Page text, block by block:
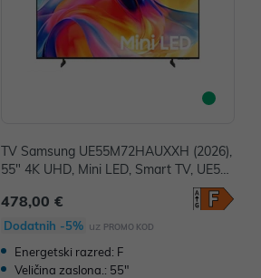
TV Samsung UE55M72HAUXXH (2026),
55" 4K UHD, Mini LED, Smart TV, UE55
478,00 €
Dodatnih -5% uz PROMO KOD
Energetski razred: F
Veličina zaslona.: 55"